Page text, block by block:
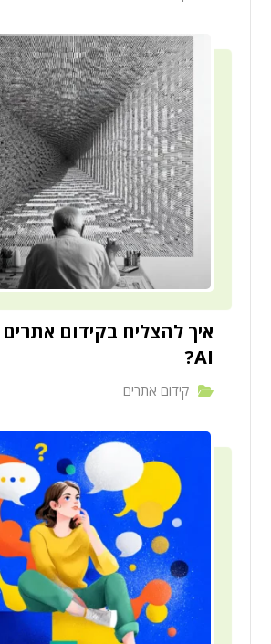
איך להצליח בקידום
AI?
קידום אתרים